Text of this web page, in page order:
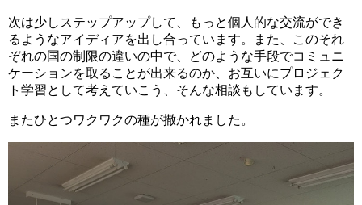
次は少しステップアップして、もっと個人的な交流ができ
るようなアイディアを出し合っています。また、このそれ
ぞれの国の制限の違いの中で、どのような手段でコミュニ
ケーションを取ることが出来るのか、お互いにプロジェク
ト学習として考えていこう、そんな相談もしています。
またひとつワクワクの種が撒かれました。